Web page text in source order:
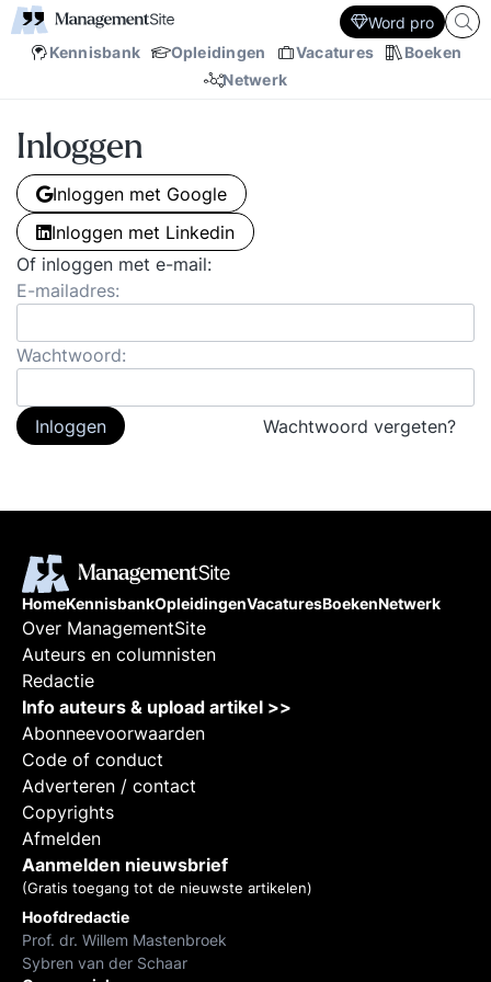
Kennisbank Opleidingen Vacatures
Boeken
Netwerk
Word pro
Inloggen
Inloggen met Google
Inloggen met Linkedin
Of inloggen met e-mail:
E-mailadres:
Wachtwoord:
Inloggen Wachtwoord vergeten?
HomeKennisbankOpleidingenVacaturesBoekenNetwerk
Over ManagementSite
Auteurs en columnisten
Redactie
Info auteurs & upload artikel >>
Abonneevoorwaarden
Code of conduct
Adverteren / contact
Copyrights
Afmelden
Aanmelden nieuwsbrief
(Gratis toegang tot de nieuwste artikelen)
Hoofdredactie
Prof. dr. Willem Mastenbroek
Sybren van der Schaar